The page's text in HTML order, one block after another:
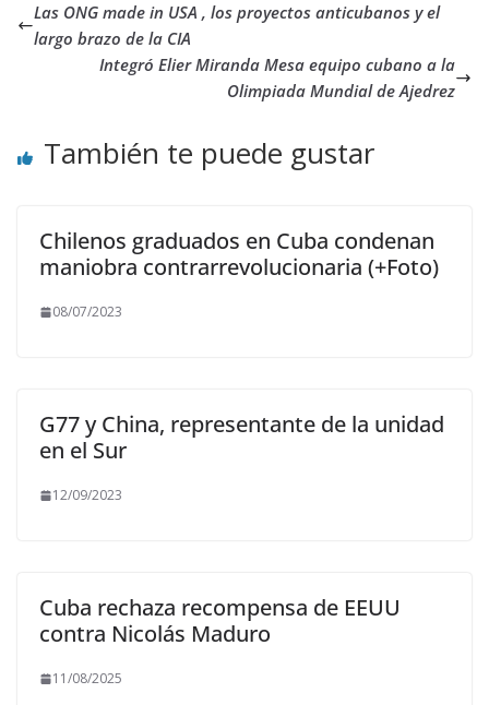
Las ONG made in USA , los proyectos anticubanos y el
largo brazo de la CIA
Integró Elier Miranda Mesa equipo cubano a la
Olimpiada Mundial de Ajedrez
También te puede gustar
Chilenos graduados en Cuba condenan
maniobra contrarrevolucionaria (+Foto)
08/07/2023
G77 y China, representante de la unidad
en el Sur
12/09/2023
Cuba rechaza recompensa de EEUU
contra Nicolás Maduro
11/08/2025